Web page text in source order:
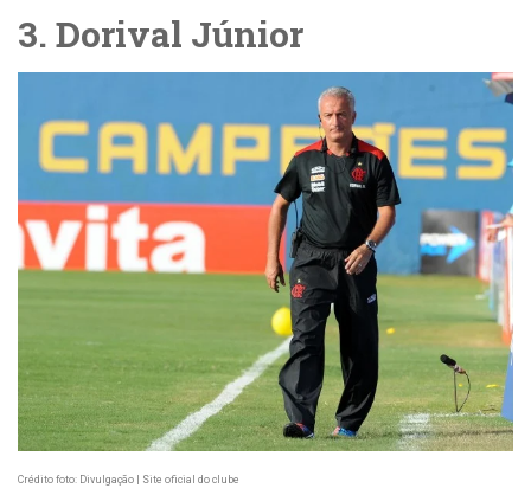
3. Dorival Júnior
Crédito foto: Divulgação | Site oficial do clube